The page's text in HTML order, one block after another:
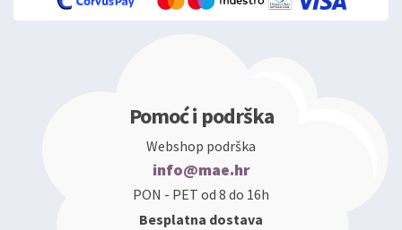
Pomoć i podrška
Webshop podrška
info@mae.hr
PON - PET od 8 do 16h
Besplatna dostava